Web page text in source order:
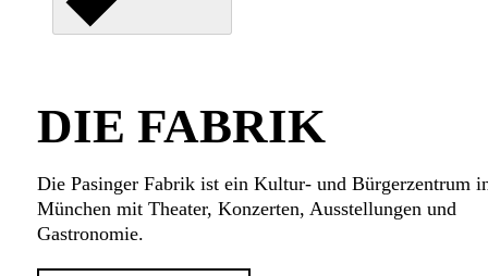
DIE FABRIK
Die Pasinger Fabrik ist ein Kultur- und Bürgerzentrum
München mit Theater, Konzerten, Ausstellungen und
Gastronomie.